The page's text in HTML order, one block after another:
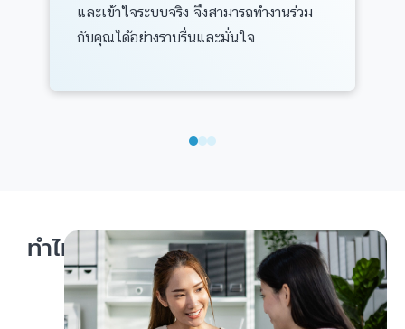
และเข้าใจระบบจริง จึงสามารถทำงานร่วม
กับคุณได้อย่างราบรื่นและมั่นใจ
ทำไมธุรกิจจำนวนมากเลือกใช้บริการ
สำนักงานบัญชี